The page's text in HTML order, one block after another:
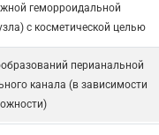
геморроидальной
с косметической целью
перианальной
канала (в зависимости